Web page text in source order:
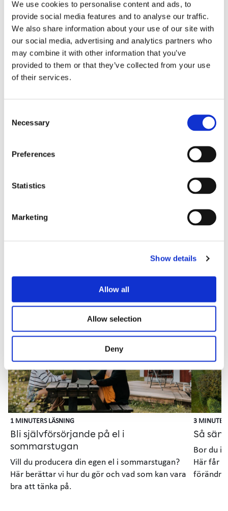
We use cookies to personalise content and ads, to
provide social media features and to analyse our traffic.
We also share information about your use of our site with
our social media, advertising and analytics partners who
may combine it with other information that you’ve
provided to them or that they’ve collected from your use
of their services.
Selection
Necessary
Preferences
Statistics
Marketing
Show details
Allow all
Allow selection
Deny
hur du ska agera och hur du förbereder dig inför nästa
elavbrott.
Artikel
4 MINUTERS LÄSNING
Många undrar om de ska välja ett elavtal med fast eller
skillnaden på avtalen.
laddad,
1–
Elförbrukning och eltips
1 MINUTERS LÄSNING
Bli självförsörjande på el i
sommarstugan
Vill du producera din egen el i sommarstugan?
Här berättar vi hur du gör och vad som kan vara
bra att tänka på.
3
Så
Bor du i
Här får